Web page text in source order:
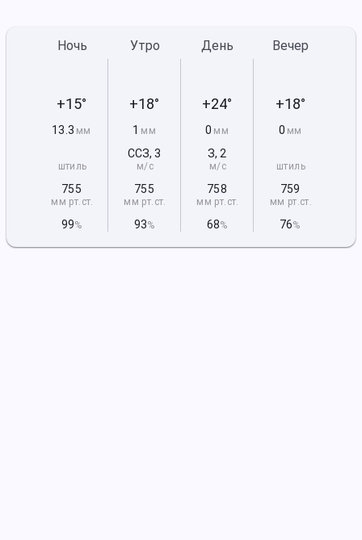
Ночь
+15°
13.3 мм
штиль
755
мм рт.ст.
99%
Утро
+18°
1 мм
ССЗ,3
м/с
755
мм рт.ст.
93%
День
+24°
0 мм
З, 2
м/с
758
мм рт.ст.
68%
Вечер
+18°
0 мм
штиль
759
мм рт.ст.
76%